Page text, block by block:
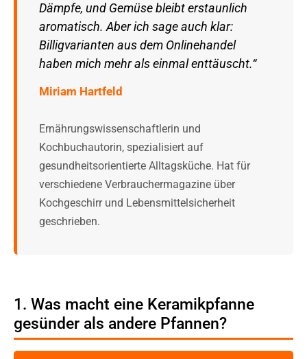
Dämpfe, und Gemüse bleibt erstaunlich
aromatisch. Aber ich sage auch klar:
Billigvarianten aus dem Onlinehandel
haben mich mehr als einmal enttäuscht.“
Miriam Hartfeld
Ernährungswissenschaftlerin und
Kochbuchautorin, spezialisiert auf
gesundheitsorientierte Alltagsküche. Hat für
verschiedene Verbrauchermagazine über
Kochgeschirr und Lebensmittelsicherheit
geschrieben.
1. Was macht eine Keramikpfanne
gesünder als andere Pfannen?